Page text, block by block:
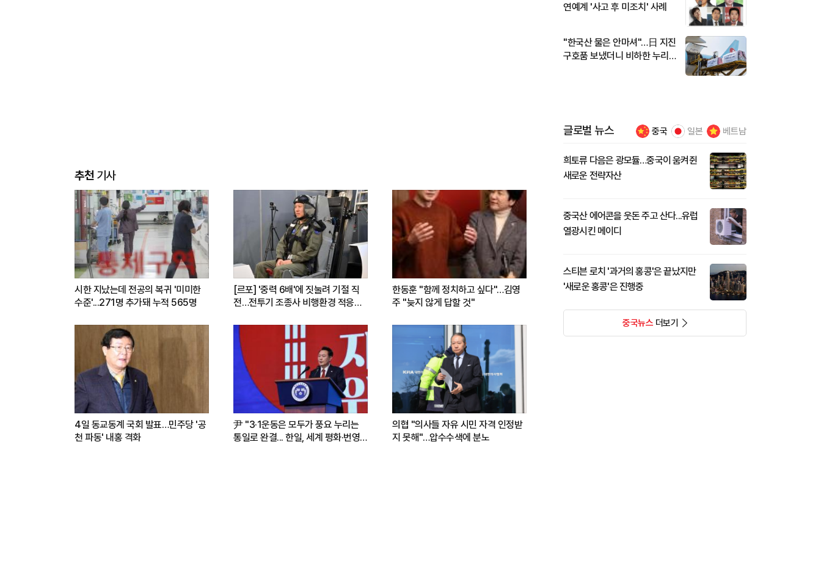
추천기사
시한 지났는데 전공의 복귀 '미미한
수준'...271명 추가돼 누적 565명
[르포] '중력 6배'에 짓눌려 기절 직
전…전투기 조종사 비행환경 적응훈
한동훈 "함께 정치하고 싶다"…김영
주 "늦지 않게 답할 것"
4일 동교동계 국회 발표…민주당 '공
천 파동' 내홍 격화
尹 "3·1운동은 모두가 풍요 누리는
통일로 완결... 한일, 세계 평화·번영
의협 "의사들 자유 시민 자격 인정받
지 못해"…압수수색에 분노
연예계 '사고 후 미조치' 사례
"한국산 물은 안마셔"…日 지진
구호품 보냈더니 비하한 누리
글로벌 뉴스 중국 일본 베트남
희토류 다음은 광모듈…중국이 움켜쥔
새로운 전략자산
중국산 에어콘을 웃돈 주고 산다...유럽
열광시킨 메이디
스티븐 로치 '과거의 홍콩'은 끝났지만
'새로운 홍콩'은 진행중
중국뉴스더보기